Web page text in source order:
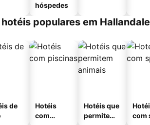
hóspedes
populares em Hallandale
de
Hotéis
com
Hotéis que
permitem
com